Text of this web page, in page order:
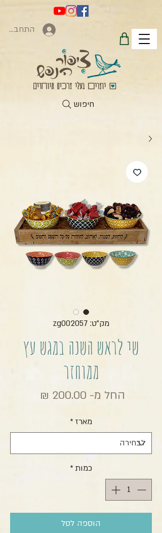
התחברות
חיפוש
מק"ט: zg002057
שי לראש השנה במגש עץ
ממוחזר
החל מ- 200.00 ₪
מארז *
כמות*
הוספה לסל